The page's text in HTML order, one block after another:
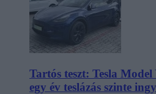
Tartós teszt: Tesla
egy év teslázás szinte